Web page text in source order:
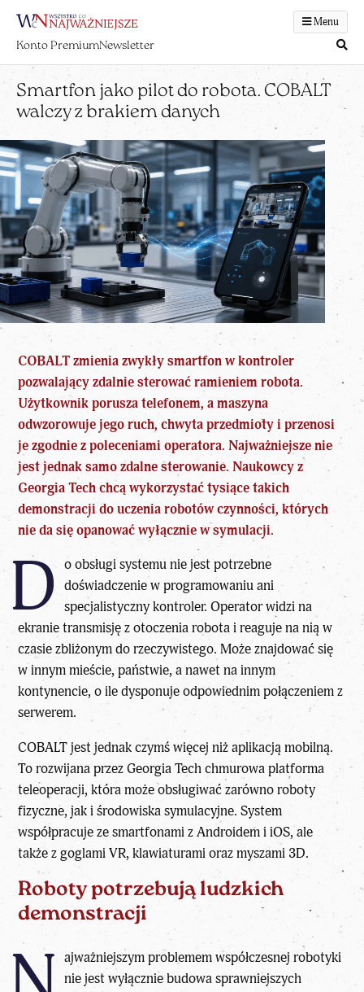
Menu
Konto PremiumNewsletter
Smartfon jako pilot do robota. COBALT
walczy z brakiem danych
COBALT zmienia zwykły smartfon w kontroler
pozwalający zdalnie sterować ramieniem robota.
Użytkownik porusza telefonem, a maszyna
odwzorowuje jego ruch, chwyta przedmioty i przenosi
je zgodnie z poleceniami operatora. Najważniejsze nie
jest jednak samo zdalne sterowanie. Naukowcy z
Georgia Tech chcą wykorzystać tysiące takich
demonstracji do uczenia robotów czynności, których
nie da się opanować wyłącznie w symulacji.
D
o obsługi systemu nie jest potrzebne
doświadczenie w programowaniu ani
specjalistyczny kontroler. Operator widzi na
ekranie transmisję z otoczenia robota i reaguje na nią w
czasie zbliżonym do rzeczywistego. Może znajdować się
w innym mieście, państwie, a nawet na innym
kontynencie, o ile dysponuje odpowiednim połączeniem z
serwerem.
COBALT jest jednak czymś więcej niż aplikacją mobilną.
To rozwijana przez Georgia Tech chmurowa platforma
teleoperacji, która może obsługiwać zarówno roboty
fizyczne, jak i środowiska symulacyjne. System
współpracuje ze smartfonami z Androidem i iOS, ale
także z goglami VR, klawiaturami oraz myszami 3D.
Roboty potrzebują ludzkich
demonstracji
ajważniejszym problemem współczesnej robotyki
nie jest wyłącznie budowa sprawniejszych